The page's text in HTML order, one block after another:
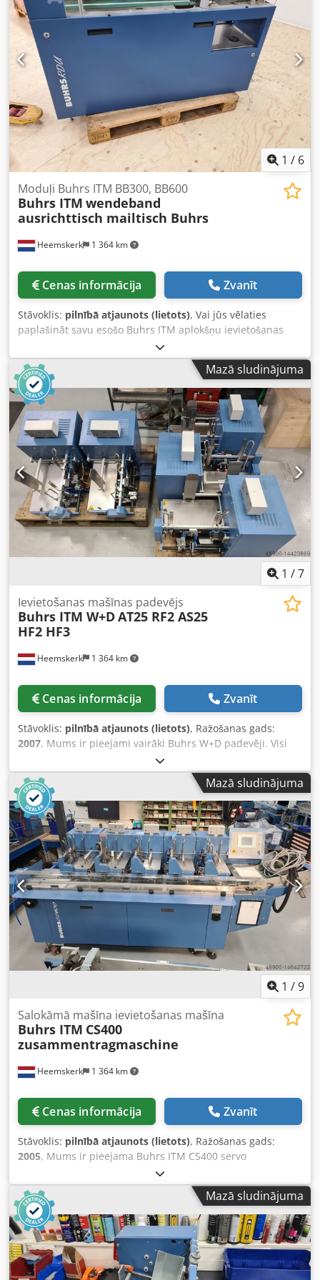
(maks. 13 000 gab./h) Ražošanas gads: 2001
KONFIGURĀCIJA 1 Buhrs 1500 galvenais padevējs, virzītāja
tipa 1 Buhrs 1500 master pamata stacija 4 Buhrs 1500
rotācijas padevēji 1 Buhrs 1500 modulis plēves
iesaiņošanai Dwjdpjx Agk Sjfx Alxea Izvades lente Iekārtu
var apskatīt pilnā ražošanas darba kārtībā.
1 / 6
Heemskerk 1 364 km
Moduļi Buhrs ITM BB300, BB600
Buhrs ITM wendeband
ausrichttisch mailtisch Buhrs
Cenas informācija Zvanīt
Stāvoklis: pilnībā atjaunots (lietots), Vai jūs vēlaties
paplašināt savu esošo Buhrs ITM aplokšņu ievietošanas
sistēmu? Tas ir iespējams – mums ir pieejami visi moduļi!
Mēs piedāvājam visdažādākos oriģinālos moduļus, kurus
var uzstādīt sākumā, meistara bāzes sadaļā vai beigās jūsu
Buhrs ITM (W+D) aplokšņu ievietošanas sistēmā. To skaitā:
- Mueller Apparatebau atsevišķu lapu kanāli
ievilkšanai/lasīšanai/savākšanai/lokšanai A4 dokumentiem
(transakcionālais kanāls) - Mueller Apparatebau griešanas
mašīnas nepārtrauktas papīra apstrādei, pārveidojot uz
atsevišķām lapām ievilkšanai/lasīšanai/savākšanai/lokšanai
A4 dokumentiem (transakcionālais kanāls) Dwodpot Akt
Dofx Alxsa - Buhrs ITM reversās lentes moduļi - Buhrs ITM
izlīdzināšanas galda moduļi - Buhrs ITM pasts galda
moduļi - Buhrs ITM padevēji – rotācijas, berzes un
stumšanas padevēji Paplašiniet un iegūstiet vairāk
ražošanas iespēju ar savu Buhrs ITM BB300, BB600 vai
Mazā sludinājuma
1 /7
Heemskerk 1 364 km
Ievietošanas mašīnas padevējs
Buhrs ITM W+DAT25 RF2 AS25
HF2 HF3
Cenas informācija Zvanīt
Stāvoklis: pilnībā atjaunots (lietots), Ražošanas gads:
2007, Mums ir pieejami vairāki Buhrs W+D padevēji. Visi
pilnībā pārbūvēti un gatavi darbam! Padevēju veidi: - AT25
vakuuma rotējošie padevēji (BB300) - AS25 bīdāmie
padevēji (BB300) - HF3 vakuuma berzes padevēji (BB300) -
RF2 Servo vakuuma rotējošie padevēji (BB600 un BB700) -
AS2 bīdāmie padevēji (BB600 un BB700) - HF2 vakuuma
berzes padevēji (BB600 un BB700) Var uzstādīt uz Buhrs
W+D BB300 10K, BB600 14K un Buhrs ITM BB700 14 un 16K
mašīnām. Dwjdsq Ec Rgjpfx Alxsa Visi mūsu pārdotie
padevēji ir pilnībā pārbaudīti, un visas nepieciešamās
rezerves daļas ir nomainītas. Vai vēlaties saņemt
piedāvājumu? Lūdzu, sazinieties ar mums, paldies!
Mazā sludinājuma
1 /9
Heemskerk 1 364 km
Salokāmā mašīna ievietošanas mašīna
Buhrs ITM CS400
zusammentragmaschine
Cenas informācija Zvanīt
Stāvoklis: pilnībā atjaunots (lietots), Ražošanas gads:
2005, Mums ir pieejama Buhrs ITM CS400 servo
savācējgājiens. Jūsu iekārta par īsu? Ar šo līniju jūs uzreiz
iegūstat 6 papildu padevējus! Dwedpfx Asq T Nvcelxoa
Izgatavošanas gads: 2005, lietota maz. Tomēr mēs
pārdodam šo savācējgājienu pēc pilnīgas apkopas un
varam to aprīkot ar padevējiem. Pieejami gan rotācijas, gan
berzes padevēji.
Mazā sludinājuma